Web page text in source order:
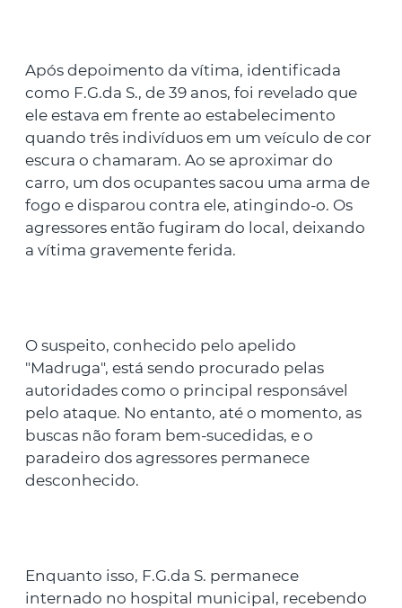
Após depoimento da vítima, identificada
como F.G.da S., de 39 anos, foi revelado que
ele estava em frente ao estabelecimento
quando três indivíduos em um veículo de cor
escura o chamaram. Ao se aproximar do
carro, um dos ocupantes sacou uma arma de
fogo e disparou contra ele, atingindo-o. Os
agressores então fugiram do local, deixando
a vítima gravemente ferida.
O suspeito, conhecido pelo apelido
"Madruga", está sendo procurado pelas
autoridades como o principal responsável
pelo ataque. No entanto, até o momento, as
buscas não foram bem-sucedidas, e o
paradeiro dos agressores permanece
desconhecido.
Enquanto isso, F.G.da S. permanece
internado no hospital municipal, recebendo